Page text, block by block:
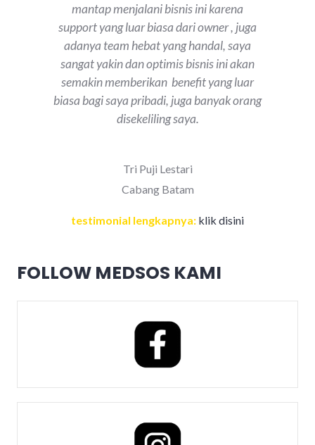
mantap menjalani bisnis ini karena
support yang luar biasa dari owner , juga
adanya team hebat yang handal, saya
sangat yakin dan optimis bisnis ini akan
semakin memberikan benefit yang luar
biasa bagi saya pribadi, juga banyak orang
disekeliling saya.
Tri Puji Lestari
Cabang Batam
testimonial lengkapnya: klik disini
FOLLOW MEDSOS KAMI